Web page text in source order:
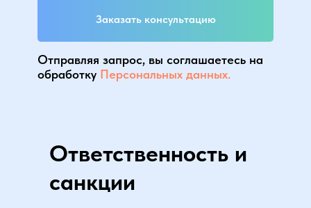
Заказать консультацию
Отправляя запрос, вы соглашаетесь на
обработку Персональных данных.
Ответственность и
санкции